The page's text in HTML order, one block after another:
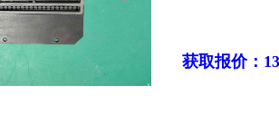
获取报价：